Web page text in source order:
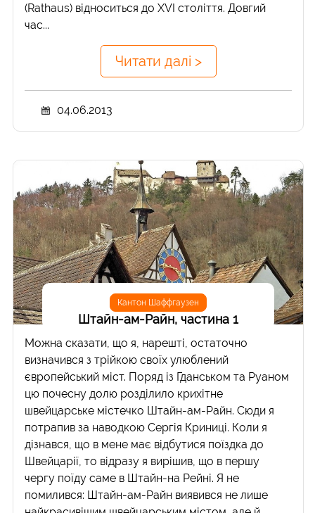
(Rathaus) відноситься до XVI століття. Довгий
час...
Читати далі >
04.06.2013
Кантон Шаффгаузен
Штайн-ам-Райн, частина 1
Можна сказати, що я, нарешті, остаточно
визначився з трійкою своїх улюблений
європейський міст. Поряд із Гданськом та Руаном
цю почесну долю розділило крихітне
швейцарське містечко Штайн-ам-Райн. Сюди я
потрапив за наводкою Сергія Криниці. Коли я
дізнався, що в мене має відбутися поїздка до
Швейцарії, то відразу я вирішив, що в першу
чергу поїду саме в Штайн-на Рейні. Я не
помилився: Штайн-ам-Райн виявився не лише